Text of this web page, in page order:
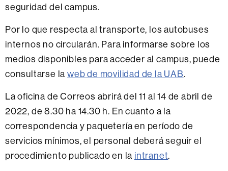
seguridad del campus.
Por lo que respecta al transporte, los autobuses
internos no circularán. Para informarse sobre los
medios disponibles para acceder al campus, puede
consultarse laweb de movilidad de la UAB.
La oficina de Correos abrirá del 11 al 14 de abril de
2022, de 8.30 ha 14.30 h. En cuanto a la
correspondencia y paquetería en período de
servicios mínimos, el personal deberá seguir el
procedimiento publicado en la intranet.